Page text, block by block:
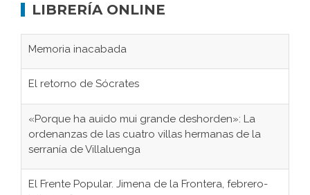
LIBRERÍA ONLINE
Memoria inacabada
El retorno de Sócrates
«Porque ha auido mui grande deshorden»: La
ordenanzas de las cuatro villas hermanas de la
serranía de Villaluenga
El Frente Popular. Jimena de la Frontera, febrero-